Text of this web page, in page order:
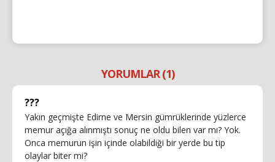
YORUMLAR (1)
???
Yakın geçmişte Edirne ve Mersin gümrüklerinde yüzlerce
memur açığa alınmıştı sonuç ne oldu bilen var mı? Yok.
Onca memurun işin içinde olabildiği bir yerde bu tip
olaylar biter mi?